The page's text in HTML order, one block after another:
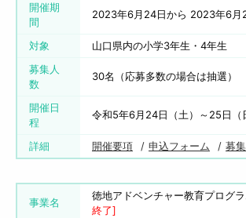
開催期
間
2023年6月24日から 2023年6月
対象
山口県内の小学3年生・4年生
募集人
数
30名（応募多数の場合は抽選）
開催日
程
令和5年6月24日（土）～25日
詳細 開催要項 申込フォーム 募
事業名
徳地アドベンチャー教育プログ
終了]